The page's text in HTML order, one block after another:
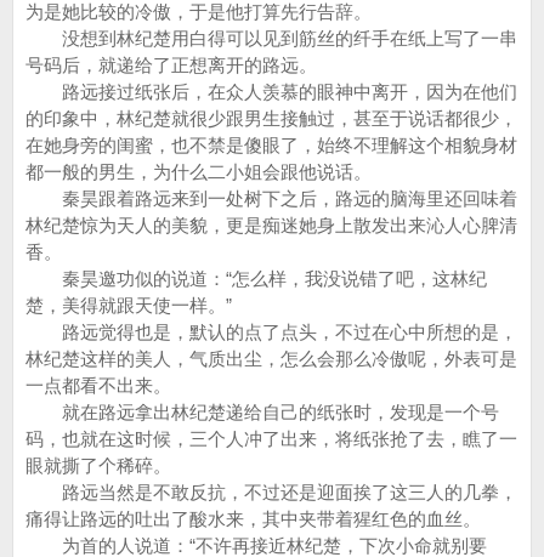
为是她比较的冷傲，于是他打算先行告辞。
没想到林纪楚用白得可以见到筋丝的纤手在纸上写了一串
号码后，就递给了正想离开的路远。
路远接过纸张后，在众人羡慕的眼神中离开，因为在他们
的印象中，林纪楚就很少跟男生接触过，甚至于说话都很少，
在她身旁的闺蜜，也不禁是傻眼了，始终不理解这个相貌身材
都一般的男生，为什么二小姐会跟他说话。
秦昊跟着路远来到一处树下之后，路远的脑海里还回味着
林纪楚惊为天人的美貌，更是痴迷她身上散发出来沁人心脾清
香。
秦昊邀功似的说道：“怎么样，我没说错了吧，这林纪
楚，美得就跟天使一样。”
路远觉得也是，默认的点了点头，不过在心中所想的是，
林纪楚这样的美人，气质出尘，怎么会那么冷傲呢，外表可是
一点都看不出来。
就在路远拿出林纪楚递给自己的纸张时，发现是一个号
码，也就在这时候，三个人冲了出来，将纸张抢了去，瞧了一
眼就撕了个稀碎。
路远当然是不敢反抗，不过还是迎面挨了这三人的几拳，
痛得让路远的吐出了酸水来，其中夹带着猩红色的血丝。
为首的人说道：“不许再接近林纪楚，下次小命就别要